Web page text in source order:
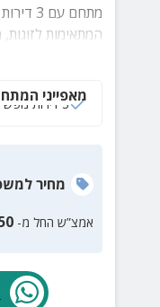
מתחם
המתאימות
בריכה גדולה,
מאפייני
3 דירות נופש
מחיר
אמצ”ש החל מ-